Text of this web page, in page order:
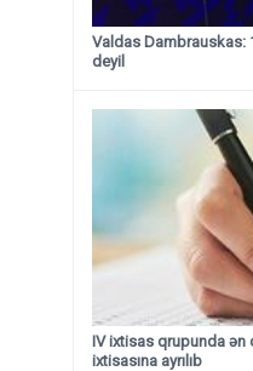
Valdas
deyil
IV ixtisas qrupunda
ixtisasına ayrılıb